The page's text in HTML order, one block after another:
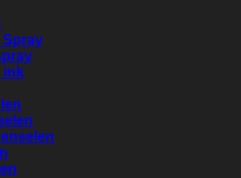
Spray
ink